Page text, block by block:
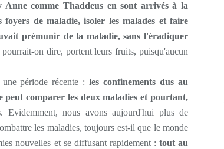
Anne comme Thaddeus en sont arrivés à la
de maladie, isoler les malades et faire
prémunir de la maladie, sans l'éradiquer
pourrait-on dire, portent leurs fruits, puisqu'aucun
une période récente :les confinementsdus au
peut comparer les deux maladies et pourtant,
. Evidemment, nous avons aujourd'hui plus de
les maladies, toujours est-il que le monde
nouvelles et se diffusant rapidement : tout au